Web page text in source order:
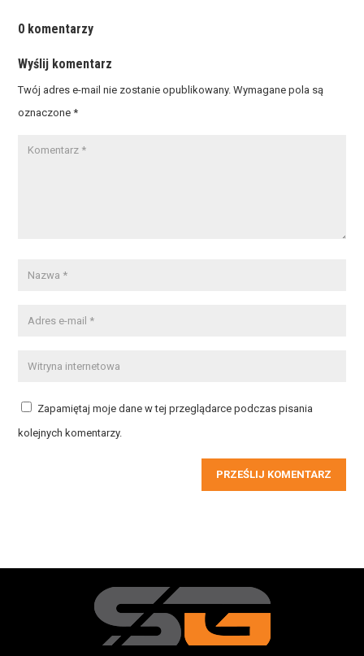
0 komentarzy
Wyślij komentarz
Twój adres e-mail nie zostanie opublikowany. Wymagane pola są
oznaczone*
Zapamiętaj moje dane w tej przeglądarce podczas pisania
kolejnych komentarzy.
PRZEŚLIJ KOMENTARZ